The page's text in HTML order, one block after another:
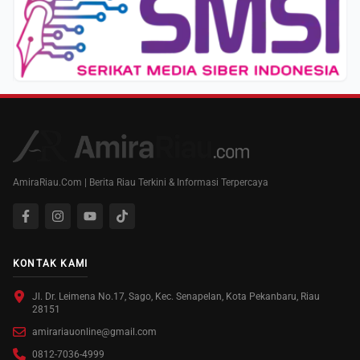
AmiraRiau.Com | Berita Riau Terkini & Informasi Terpercaya
KONTAK KAMI
Jl. Dr. Leimena No.17, Sago, Kec. Senapelan, Kota Pekanbaru, Riau
28151
amirariauonline@gmail.com
0812-7036-4999